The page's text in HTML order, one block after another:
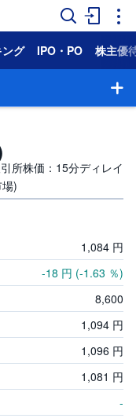
グ IPO・PO 株主優
所株価：15分ディレイ
)
1,084 円
-18 円 (-1.63 ％)
8,600
1,094 円
1,096 円
1,081 円
-